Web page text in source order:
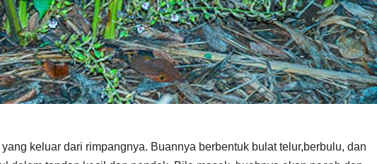
keluar dari rimpangnya. Buannya berbentuk bulat telur,berbulu, dan